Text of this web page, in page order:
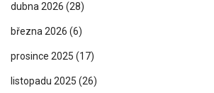
dubna 2026 (28)
března 2026 (6)
prosince 2025 (17)
listopadu 2025 (26)